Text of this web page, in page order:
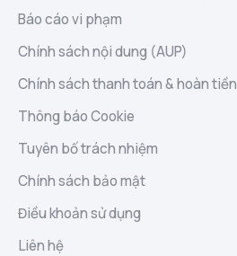
Báo cáo vi phạm
Chính sách nội dung (AUP)
Chính sách thanh toán & hoàn tiền
Thông báo Cookie
Tuyên bố trách nhiệm
Chính sách bảo mật
Điều khoản sử dụng
Liên hệ